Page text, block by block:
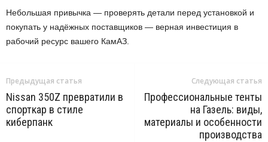
Небольшая привычка — проверять детали перед установкой и
покупать у надёжных поставщиков — верная инвестиция в
рабочий ресурс вашего КамАЗ.
Предыдущая статья
Nissan 350Z превратили в
спорткар в стиле
киберпанк
Следующая статья
Профессиональные тенты
на Газель: виды,
материалы и особенности
производства